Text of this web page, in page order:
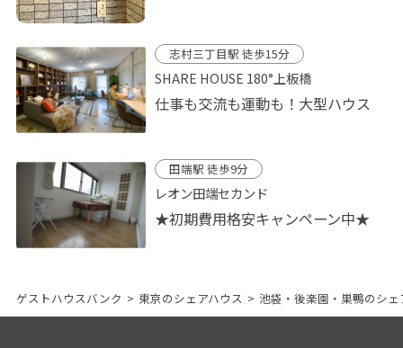
志村三丁目駅 徒歩15分
SHARE HOUSE 180°上板橋
仕事も交流も運動も！大型ハウス
田端駅 徒歩9分
レオン田端セカンド
★初期費用格安キャンペーン中★
ゲストハウスバンク > 東京のシェアハウス > 池袋・後楽園・巣鴨のシェ